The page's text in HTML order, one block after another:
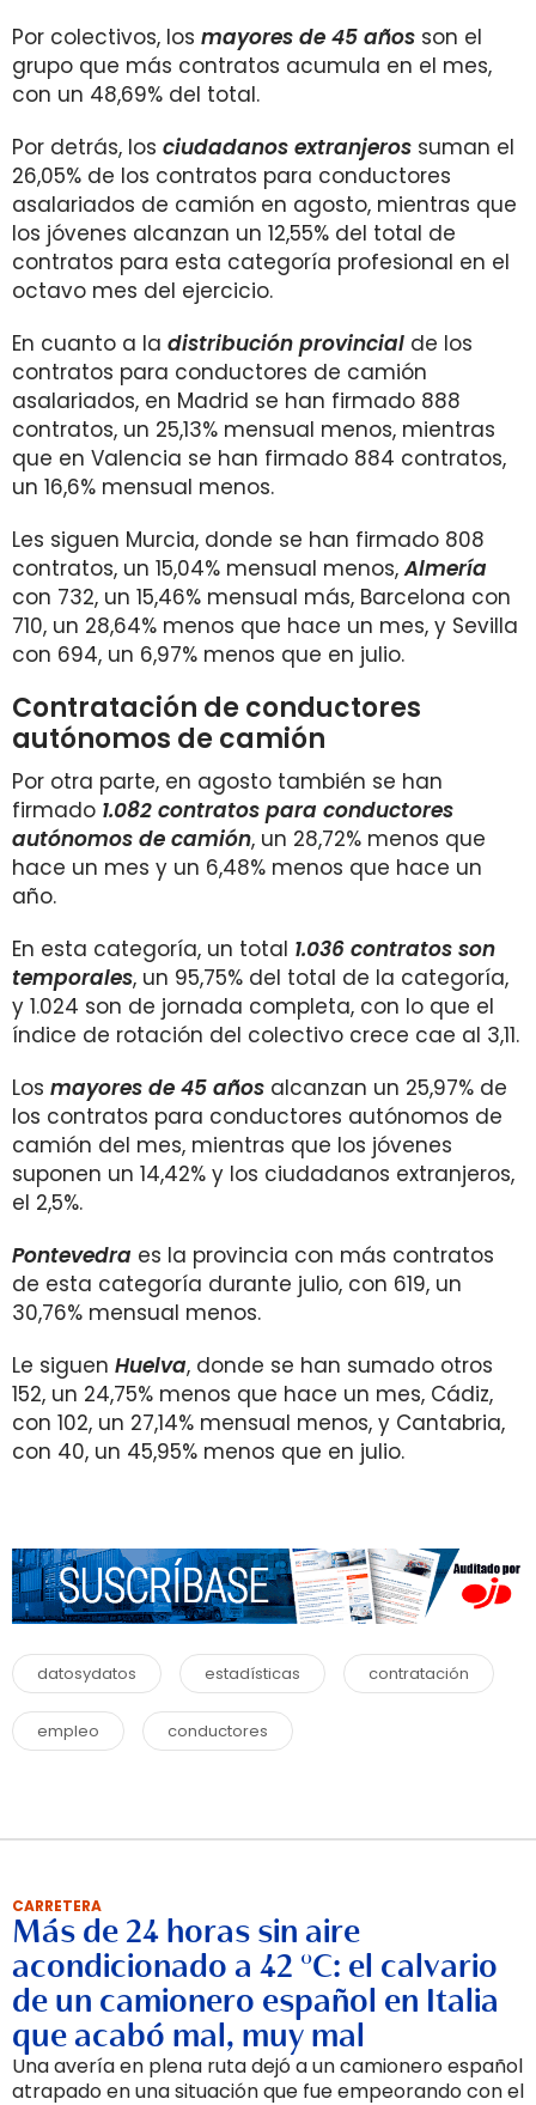
Por colectivos, los mayores de 45 años son el
grupo que más contratos acumula en el mes,
con un 48,69% del total.
Por detrás, los ciudadanos extranjeros suman el
26,05% de los contratos para conductores
asalariados de camión en agosto, mientras que
los jóvenes alcanzan un 12,55% del total de
contratos para esta categoría profesional en el
octavo mes del ejercicio.
En cuanto a la distribución provincial de los
contratos para conductores de camión
asalariados, en Madrid se han firmado 888
contratos, un 25,13% mensual menos, mientras
que en Valencia se han firmado 884 contratos,
un 16,6% mensual menos.
Les siguen Murcia, donde se han firmado 808
contratos, un 15,04% mensual menos,Almería
con 732, un 15,46% mensual más, Barcelona con
710, un 28,64% menos que hace un mes, y Sevilla
con 694, un 6,97% menos que en julio.
Contratación de conductores
autónomos de camión
Por otra parte, en agosto también se han
firmado 1.082 contratos para conductores
autónomos de camión, un 28,72% menos que
hace un mes y un 6,48% menos que hace un
año.
En esta categoría, un total 1.036 contratos son
temporales, un 95,75% del total de la categoría,
y 1.024 son de jornada completa, con lo que el
índice de rotación del colectivo crece cae al 3,11.
Los mayores de 45 años alcanzan un 25,97% de
los contratos para conductores autónomos de
camión del mes, mientras que los jóvenes
suponen un 14,42% y los ciudadanos extranjeros,
el 2,5%.
Pontevedra es la provincia con más contratos
de esta categoría durante julio, con 619, un
30,76% mensual menos.
Le siguen Huelva, donde se han sumado otros
152, un 24,75% menos que hace un mes, Cádiz,
con 102, un 27,14% mensual menos, y Cantabria,
con 40, un 45,95% menos que en julio.
datosydatos estadísticas contratación
empleo conductores
CARRETERA
Más de 24 horas sin aire
acondicionado a 42 °C: el calvario
de un camionero español en Italia
que acabó mal, muy mal
Una avería en plena ruta dejó a un camionero español
atrapado en una situación que fue empeorando con el